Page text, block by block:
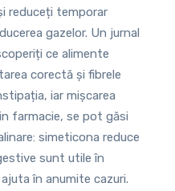
reduceți temporar
gazelor. Un jurnal
ce alimente
corectă și fibrele
iar mișcarea
farmacie, se pot găsi
simeticona reduce
sunt utile în
în anumite cazuri.